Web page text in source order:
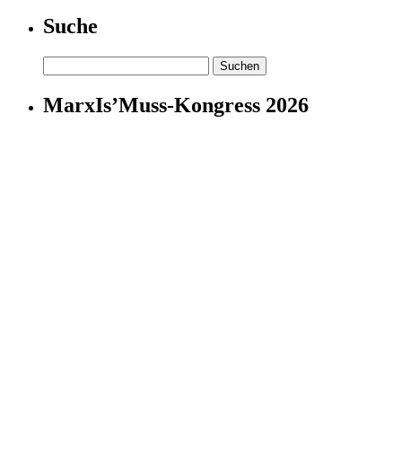
Suche
nach:
MarxIs’Muss-Kongress 2026